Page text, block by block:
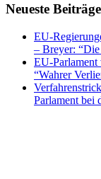
Neueste Beiträge
EU-
– Breyer:
EU-
“Wahrer
Parlament bei